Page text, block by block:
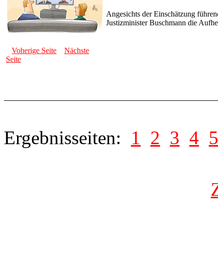
Angesichts der Einschätzung
Justizminister Buschmann die
Voherige Seite
Nächste
Seite
Ergebnisseiten: 1 2 3 4 5